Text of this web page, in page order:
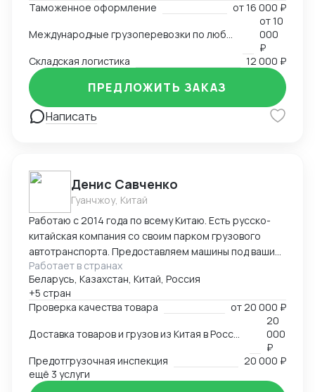
Таможенное оформление
от16 000 ₽
Международные грузоперевозки по любым маршрутам и любыми видами транспорта
от10
000
₽
Складская логистика
12 000 ₽
Написать
ПРЕДЛОЖИТЬ ЗАКАЗ
Денис Савченко
Гуанчжоу, Китай
Работаю с 2014 года по всему Китаю. Есть русско-
китайская компания со своим парком грузового
автотранспорта. Предоставляем машины под ваши
поставки. Свой офис и склад в Гуанчжоу, ИУ и
Маньчжурии. Занимаюсь оказанием различных услуг
в сфере внешней торговли.
Работает в странах
Беларусь, Казахстан, Китай, Россия
+5 стран
Проверка качества товара
от20 000 ₽
Доставка товаров и грузов из Китая в Россию, Казахстан, Беларусь, Таиланд, Вьетнам, Малайзию
20
000
₽
Предотгрузочная инспекция
20 000 ₽
ещё 3 услуги